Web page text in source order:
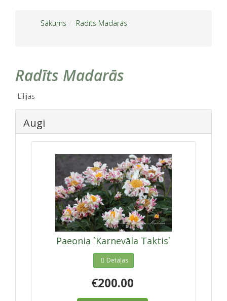
Sākums Radīts Madarās
Radīts Madarās
Lilijas
Augi
Paeonia `Karnevāla Taktis`
Detaļas
€200.00